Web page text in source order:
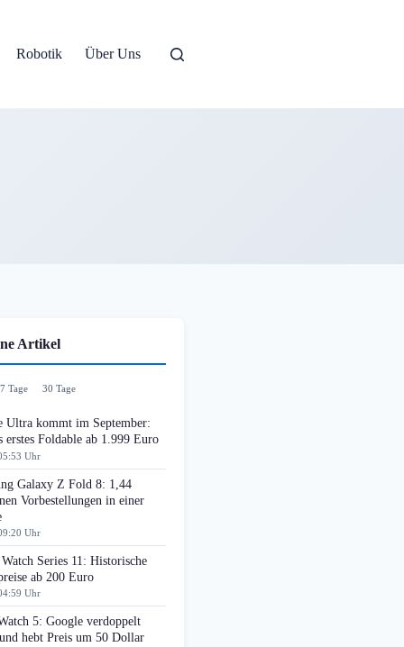
Robotik Über Uns
Artikel
7 Tage 30 Tage
Ultra kommt im September:
erstes Foldable ab 1.999 Euro
Uhr
Galaxy Z Fold 8: 1,44
Vorbestellungen in einer
Uhr
Series 11: Historische
ab 200 Euro
Uhr
5: Google verdoppelt
hebt Preis um 50 Dollar